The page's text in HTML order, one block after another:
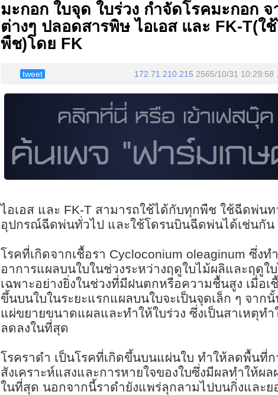
มะกอก ใบจุด ใบร่วง กำจัดโรคมะกอก จ
ต่างๆ ปลอดสารพิษ ไอเอส และ FK-T(ใ
พืช)โดย FK
tweet 172.71.210.215 2565/10/31 10:29:58
ไอเอส และ FK-T สามารถใช้ได้กับทุกพืช ใช้ฉีดพ่นท
อุปกรณ์ฉีดพ่นทั่วไป และใช้โดรนบินฉีดพ่นได้เช่นกัน
โรคที่เกิดจากเชื้อรา Cycloconium oleaginum ซึ่งท
อาการแผลบนใบในช่วงระหว่างฤดูใบไม้ผลิและฤดูใ
เฉพาะอย่างยิ่งในช่วงที่มีฝนตกหรือความชื้นสูง เมื่อเ
ขึ้นบนใบในระยะแรกแผลบนใบจะเป็นจุดเล็ก ๆ จาก
แผ่ขยายขนาดแผลและทำให้ใบร่วง ซึ่งเป็นสาเหตุทำ
ลดลงในที่สุด
โรคราดำ เป็นโรคที่เกิดขึ้นบนแผ่นใบ ทำให้ลดพื้นที่ก
สังเคราะห์แสงและการหายใจของใบซึ่งมีผลทำให้ผ
ในที่สุด นอกจากนี้ราดำยังแพร่ลุกลามไปบนกิ่งและย